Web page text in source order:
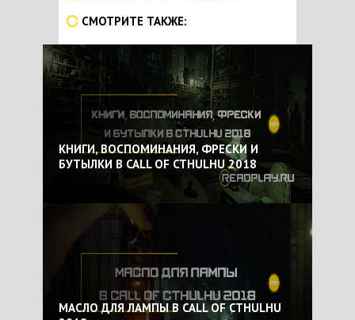
СМОТРИТЕ ТАКЖЕ:
КНИГИ, ВОСПОМИНАНИЯ, ФРЕСКИ И
БУТЫЛКИ В CALL OF CTHULHU 2018
МАСЛО ДЛЯ ЛАМПЫ В CALL OF CTHULHU